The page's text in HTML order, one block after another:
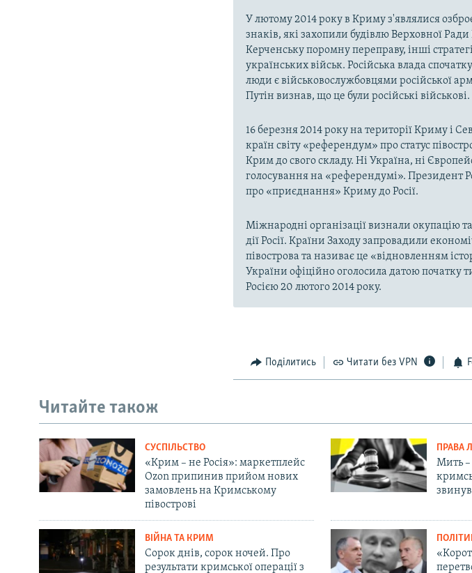
У лютому 2014 року в Криму з'являлися
знаків, які захопили будівлю Верховної
Керченську поромну переправу, інші
українських військ. Російська влада
люди є військовослужбовцями російської
Путін визнав, що це були російські військові.
16 березня 2014 року на території Криму і
країн світу «референдум» про статус
Крим до свого складу. Ні Україна, ні
голосування на «референдумі». Президент
про «приєднання» Криму до Росії.
Міжнародні організації визнали окупацію
дії Росії. Країни Заходу запровадили
півострова та називає це «відновленням
України офіційно оголосила датою початку
Росією 20 лютого 2014 року.
Поділитись Читати без VPN
Читайте також
СУСПІЛЬСТВО
«Крим – не Росія»: маркетплейс
Ozon припинив прийом нових
замовлень на Кримському
півострові
ПРАВА
Мить –
ВІЙНА ТА КРИМ
Сорок днів, сорок ночей. Про
результати кримської операції з